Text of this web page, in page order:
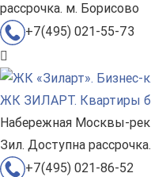
рассрочка. м. Борисово
+7(495) 021-55-73
ЖК ЗИЛАРТ. Квартиры
Набережная Москвы-
Зил. Доступна рассрочка.
+7(495) 021-86-52